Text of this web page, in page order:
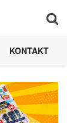
KONTAKT